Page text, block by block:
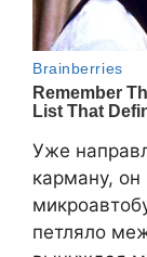
Уже
карману,
петляло